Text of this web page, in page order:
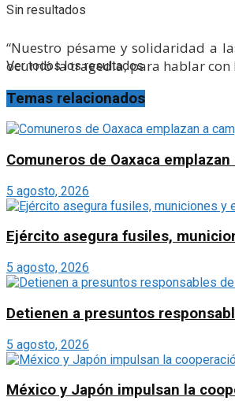
Sin resultados
Ver todos los resultados
“Nuestro pésame y solidaridad a
ocurrió la tragedia, para hablar con
Temas relacionados
Comuneros de Oaxaca
5 agosto, 2026
Ejército asegura fusiles,
5 agosto, 2026
Detienen a presuntos
5 agosto, 2026
México y Japón impulsan la